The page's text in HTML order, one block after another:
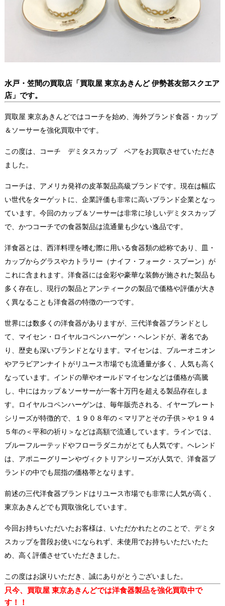
水戸・笠間の買取店「買取屋 東京あきんど 伊勢甚友部スクエア
店」です。
買取屋 東京あきんどではコーチを始め、海外ブランド食器・カップ
＆ソーサーを強化買取中です。
この度は、コーチ デミタスカップ ペアをお買取させていただき
ました。
コーチは、アメリカ発祥の皮革製品高級ブランドです。現在は幅広
い世代をターゲットに、企業評価も非常に高いブランド企業となっ
ています。今回のカップ＆ソーサーは非常に珍しいデミタスカップ
で、かつコーチでの食器製品は流通量も少ない逸品です。
洋食器とは、西洋料理を嗜む際に用いる食器類の総称であり、皿・
カップからグラスやカトラリー（ナイフ・フォーク・スプーン）が
これに含まれます。洋食器には金彩や豪華な装飾が施された製品も
多く存在し、現行の製品とアンティークの製品で価格や評価が大き
く異なることも洋食器の特徴の一つです。
世界には数多くの洋食器がありますが、三代洋食器ブランドとし
て、マイセン・ロイヤルコペンハーゲン・ヘレンドが、著名であ
り、歴史も深いブランドとなります。マイセンは、ブルーオニオン
やアラビアンナイトがリユース市場でも流通量が多く、人気も高く
なっています。インドの華やオールドマイセンなどは価格が高騰
し、中にはカップ＆ソーサーが一客十万円を超える製品存在しま
す。ロイヤルコペンハーゲンは、毎年販売される、イヤープレート
シリーズが特徴的で、１９０８年の＜マリアとその子供＞や１９４
５年の＜平和の祈り＞などは高額で流通しています。ラインでは、
ブルーフルーテッドやフローラダニカがとても人気です。ヘレンド
は、アポニーグリーンやヴィクトリアシリーズが人気で、洋食器ブ
ランドの中でも屈指の価格帯となります。
前述の三代洋食器ブランドはリユース市場でも非常に人気が高く、
東京あきんどでも買取強化しています。
今回お持ちいただいたお客様は、いただかれたとのことで、デミタ
スカップを普段お使いになられず、未使用でお持ちいただいたた
め、高く評価させていただきました。
この度はお譲りいただき、誠にありがとうございました。
只今、買取屋 東京あきんどでは洋食器製品を強化買取中で
す！！